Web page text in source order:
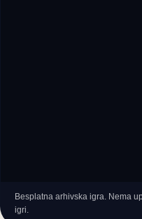
Besplatna arhivska igra. Nema
igri.